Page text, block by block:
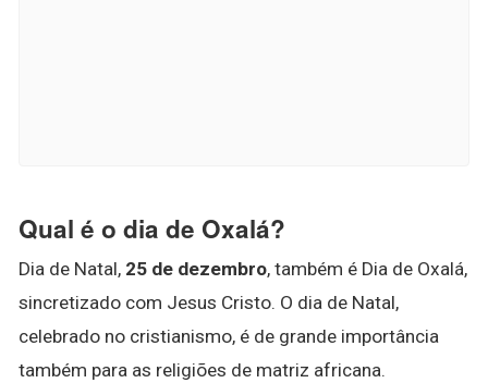
Qual é o dia de Oxalá?
Dia de Natal, 25 de dezembro, também é Dia de Oxalá,
sincretizado com Jesus Cristo. O dia de Natal,
celebrado no cristianismo, é de grande importância
também para as religiões de matriz africana.